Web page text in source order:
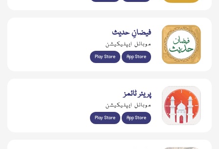
فیضانِ حدیث
موبائل ایپلیکیشن
Play Store App Store
پریئر ٹائمز
موبائل ایپلیکیشن
Play Store App Store